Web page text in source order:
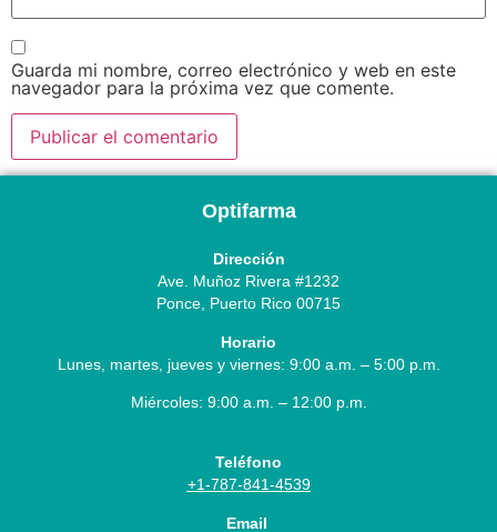
Guarda mi nombre, correo electrónico y web en este
navegador para la próxima vez que comente.
Optifarma
Dirección
Ave. Muñoz Rivera #1232
Ponce, Puerto Rico 00715
Horario
Lunes, martes, jueves y viernes: 9:00 a.m. – 5:00 p.m.
Miércoles: 9:00 a.m. – 12:00 p.m.
Teléfono
+1-787-841-4539
Email